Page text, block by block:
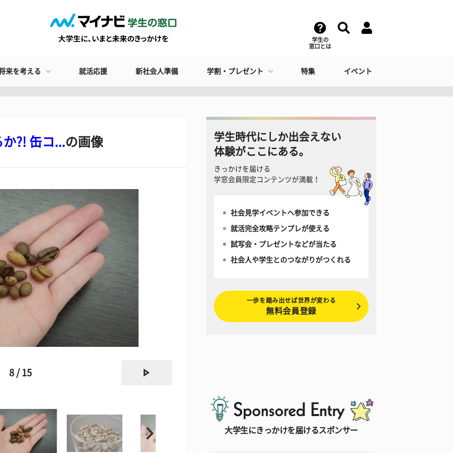
学生の
窓口とは
来を考える 就活応援 新社会人準備 学割・プレゼント 特集 イベント
?! 缶コ...の画像
8 / 15
学生時代にしか出会えない
体験がここにある。
きっかけを届ける
学窓会員限定コンテンツが満載！
社会見学イベントへ参加できる
就活完全攻略テンプレが使える
試写会・プレゼントなどが当たる
社会人や学生とのつながりがつくれる
一歩を踏み出せば世界が変わる
無料会員登録
大学生にきっかけを届けるスポンサー